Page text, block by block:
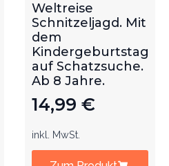
Weltreise
Schnitzeljagd. Mit
dem
Kindergeburtstag
auf Schatzsuche.
Ab 8 Jahre.
14,99 €
inkl. MwSt.